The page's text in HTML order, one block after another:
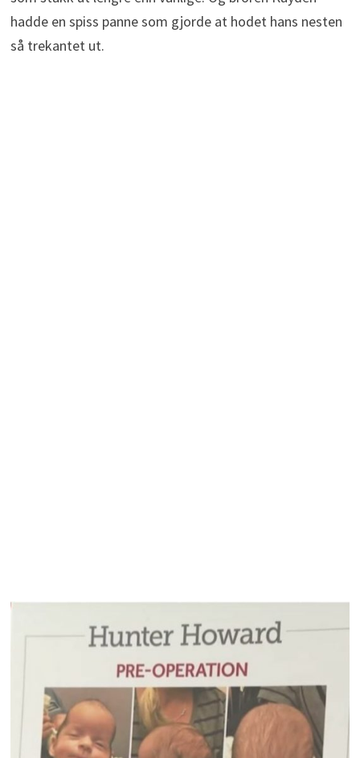
hadde en spiss panne som gjorde at hodet hans nesten
så trekantet ut.